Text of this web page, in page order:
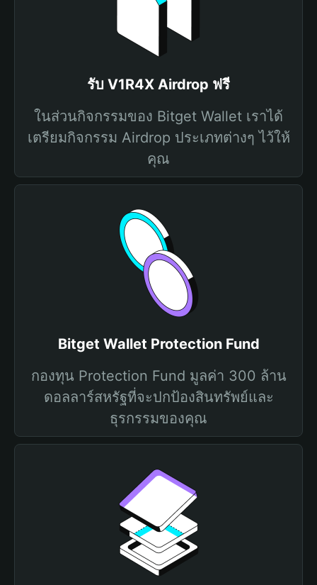
รับ V1R4X Airdrop ฟรี
ในส่วนกิจกรรมของ Bitget Wallet เราได้
เตรียมกิจกรรม Airdrop ประเภทต่างๆ ไว้ให้
คุณ
Bitget Wallet Protection Fund
กองทุน Protection Fund มูลค่า 300 ล้าน
ดอลลาร์สหรัฐที่จะปกป้องสินทรัพย์และ
ธุรกรรมของคุณ